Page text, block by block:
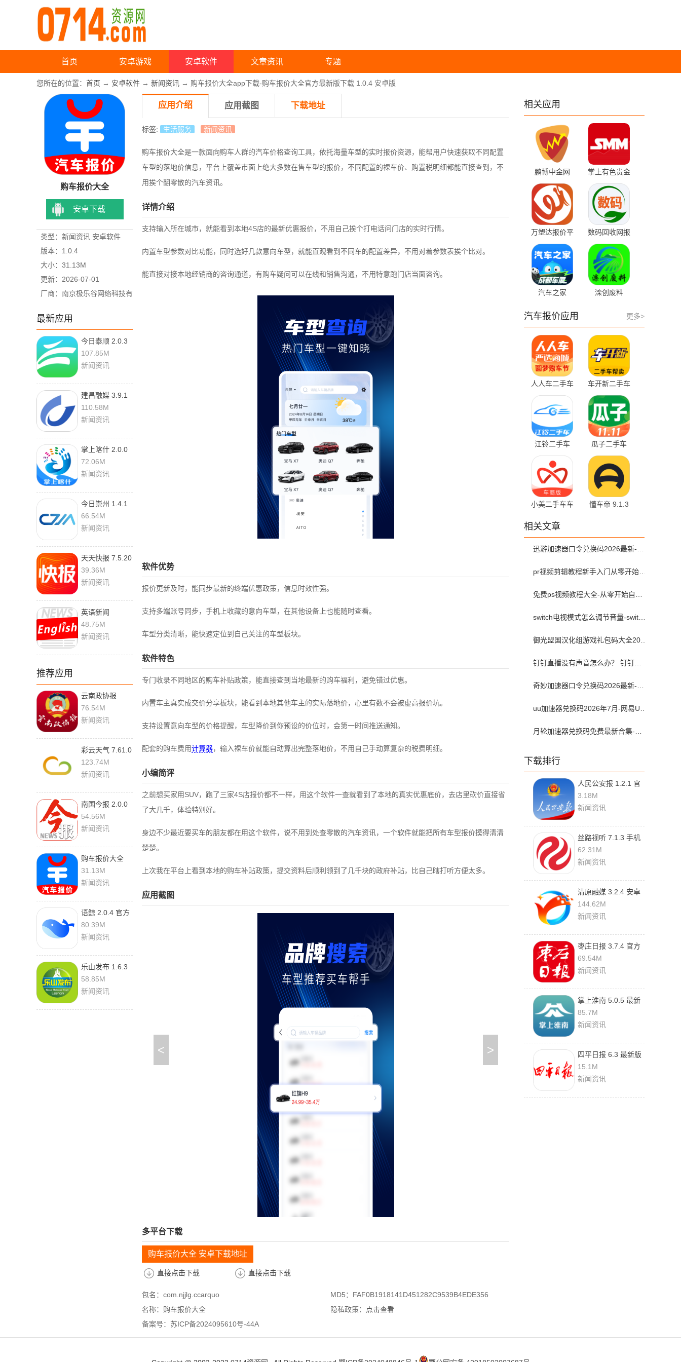
首页 安卓游戏 安卓软件 文章资讯 专题
您所在的位置： 首页 → 安卓软件 → 新闻资讯 → 购车报价大全app下载-购车报价大全官方最新版下载 1.0.4 安卓版
购车报价大全
安卓下载
类型：新闻资讯 安卓软件
版本：1.0.4
大小：31.13M
更新：2026-07-01
厂商：南京极乐谷网络科技有
最新应用
今日泰顺 2.0.3
最新版
107.85M
新闻资讯
建昌融媒 3.9.1
最新版
110.58M
新闻资讯
掌上喀什 2.0.0
手机版
72.06M
新闻资讯
今日崇州 1.4.1
最新版
66.54M
新闻资讯
天天快报 7.5.20
免费版
39.36M
新闻资讯
英语新闻
6.12.0233 手机
版
48.75M
新闻资讯
推荐应用
云南政协报
3.4.7 最新版
76.54M
新闻资讯
彩云天气 7.61.0
手机版
123.74M
新闻资讯
南国今报 2.0.0
官方版
54.56M
新闻资讯
购车报价大全
1.0.4 安卓版
31.13M
新闻资讯
语鲸 2.0.4 官方
版
80.39M
新闻资讯
乐山发布 1.6.3
官方版
58.85M
新闻资讯
应用介绍 应用截图 下载地址
标签: 生活服务 新闻资讯
购车报价大全是一款面向购车人群的汽车价格查询工具，依托海量车型的实时报价资源，能帮用户快速获取不同配置
车型的落地价信息， 平台上覆盖市面上绝大多数在售车型的报价，不同配置的裸车价、购置税明细都能直接查到，不
用挨个翻零散的汽车资讯。
详情介绍
支持输入所在城市，就能看到本地4S店的最新优惠报价，不用自己挨个打电话问门店的实时行情。
内置车型参数对比功能，同时选好几款意向车型，就能直观看到不同车的配置差异，不用对着参数表挨个比对。
能直接对接本地经销商的咨询通道，有购车疑问可以在线和销售沟通，不用特意跑门店当面咨询。
软件优势
报价更新及时，能同步最新的终端优惠政策，信息时效性强。
支持多端账号同步，手机上收藏的意向车型，在其他设备上也能随时查看。
车型分类清晰，能快速定位到自己关注的车型板块。
软件特色
专门收录不同地区的购车补贴政策，能直接查到当地最新的购车福利，避免错过优惠。
内置车主真实成交价分享板块，能看到本地其他车主的实际落地价，心里有数不会被虚高报价坑。
支持设置意向车型的价格提醒，车型降价到你预设的价位时，会第一时间推送通知。
配套的购车费用计算器，输入裸车价就能自动算出完整落地价，不用自己手动算复杂的税费明细。
小编简评
之前想买家用SUV，跑了三家4S店报价都不一样，用这个软件一查就看到了本地的真实优惠底价，去店里砍价直接省
了大几千，体验特别好。
身边不少最近要买车的朋友都在用这个软件，说不用到处查零散的汽车资讯，一个软件就能把所有车型报价摸得清清
楚楚。
上次我在平台上看到本地的购车补贴政策，提交资料后顺利领到了几千块的政府补贴，比自己瞎打听方便太多。
应用截图
< >
多平台下载
购车报价大全 安卓下载地址
直接点击下载 直接点击下载
包名：com.njjlg.ccarquo
MD5：FAF0B1918141D451282C9539B4EDE356
名称：购车报价大全
隐私政策：
点击查看
备案号：苏ICP备2024095610号-44A
相关应用
鹏博中金网
1.2.57 最新版
掌上有色贵金
属价格 7.4.3
安卓版
万塑达报价平
台 3.2.10
数码回收网报
价单 1.6.2
汽车之家
滦创废料
更多>
汽车报价应用
人人车二手车
13.49.0 官方版
车开新二手车
1.3.3
江铃二手车
2.0.21 最新版
瓜子二手车
12.5.0.6
小美二手车车
懂车帝 9.1.3
相关文章
下载排行
人民公安报 1.2.1 官
方版
3.18M
新闻资讯
丝路视听 7.1.3 手机
版
62.31M
新闻资讯
清原融媒 3.2.4 安卓
版
144.62M
新闻资讯
枣庄日报 3.7.4 官方
版
69.54M
新闻资讯
掌上淮南 5.0.5 最新
版
85.7M
新闻资讯
四平日报 6.3 最新版
15.1M
新闻资讯